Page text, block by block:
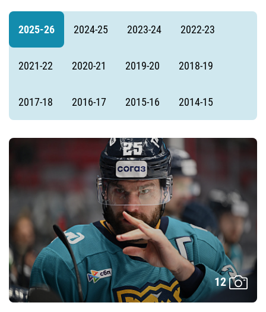
2025-26 2024-25 2023-24 2022-23
2021-22 2020-21 2019-20 2018-19
2017-18 2016-17 2015-16 2014-15
12